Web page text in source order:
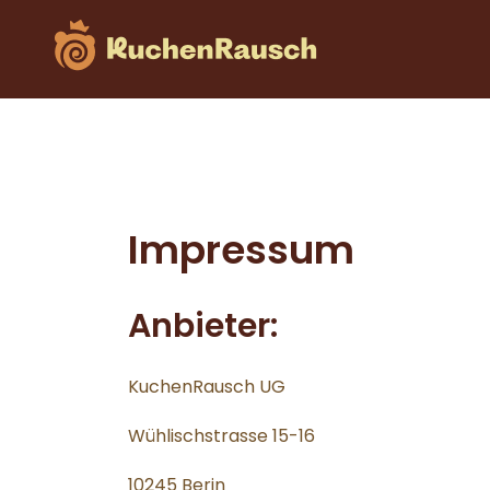
Impressum
Anbieter:
KuchenRausch UG
Wühlischstrasse 15-16